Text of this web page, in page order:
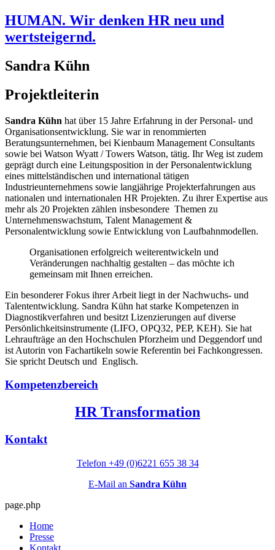
HUMAN. Wir denken HR neu und
wertsteigernd.
Sandra Kühn
Projektleiterin
Sandra Kühn hat über 15 Jahre Erfahrung in der Personal- und
Organisationsentwicklung. Sie war in renommierten
Beratungsunternehmen, bei Kienbaum Management Consultants
sowie bei Watson Wyatt / Towers Watson, tätig. Ihr Weg ist zudem
geprägt durch eine Leitungsposition in der Personalentwicklung
eines mittelständischen und international tätigen
Industrieunternehmens sowie langjährige Projekterfahrungen aus
nationalen und internationalen HR Projekten. Zu ihrer Expertise aus
mehr als 20 Projekten zählen insbesondere Themen zu
Unternehmenswachstum, Talent Management &
Personalentwicklung sowie Entwicklung von Laufbahnmodellen.
Organisationen erfolgreich weiterentwickeln und
Veränderungen nachhaltig gestalten – das möchte ich
gemeinsam mit Ihnen erreichen.
Ein besonderer Fokus ihrer Arbeit liegt in der Nachwuchs- und
Talententwicklung. Sandra Kühn hat starke Kompetenzen in
Diagnostikverfahren und besitzt Lizenzierungen auf diverse
Persönlichkeitsinstrumente (LIFO, OPQ32, PEP, KEH). Sie hat
Lehraufträge an den Hochschulen Pforzheim und Deggendorf und
ist Autorin von Fachartikeln sowie Referentin bei Fachkongressen.
Sie spricht Deutsch und Englisch.
Kompetenzbereich
HR Transformation
Kontakt
Telefon +49 (0)6221 655 38 34
E-Mail an Sandra Kühn
page.php
Home
Presse
Kontakt